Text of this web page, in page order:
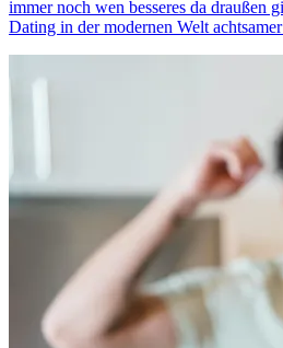
immer noch wen besseres da draußen
Dating in der modernen Welt